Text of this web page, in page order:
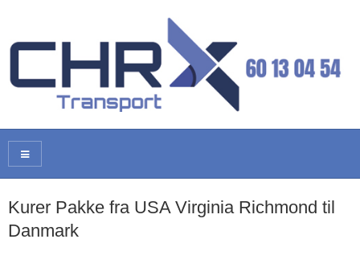
Kurer Pakke fra USA Virginia Richmond til
Danmark